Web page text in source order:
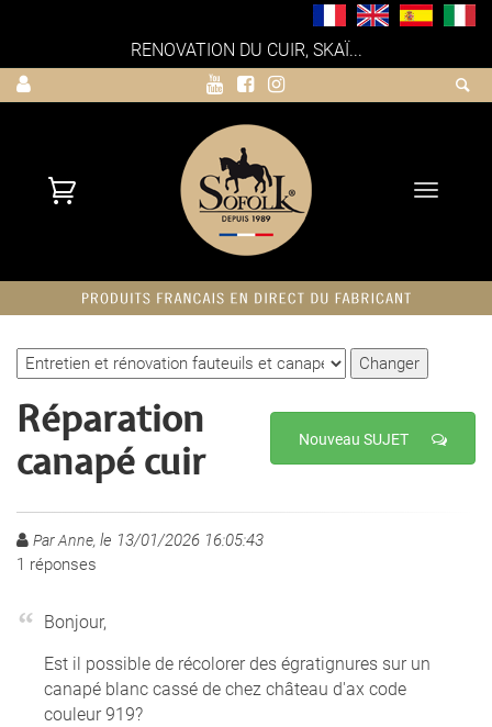
RENOVATION DU CUIR, SKAÏ...
Toggle
Nouveau SUJET
Réparation
canapé cuir
Par Anne, le 13/01/2026 16:05:43
1 réponses
Bonjour,
Est il possible de récolorer des égratignures sur un
canapé blanc cassé de chez château d'ax code
couleur 919?